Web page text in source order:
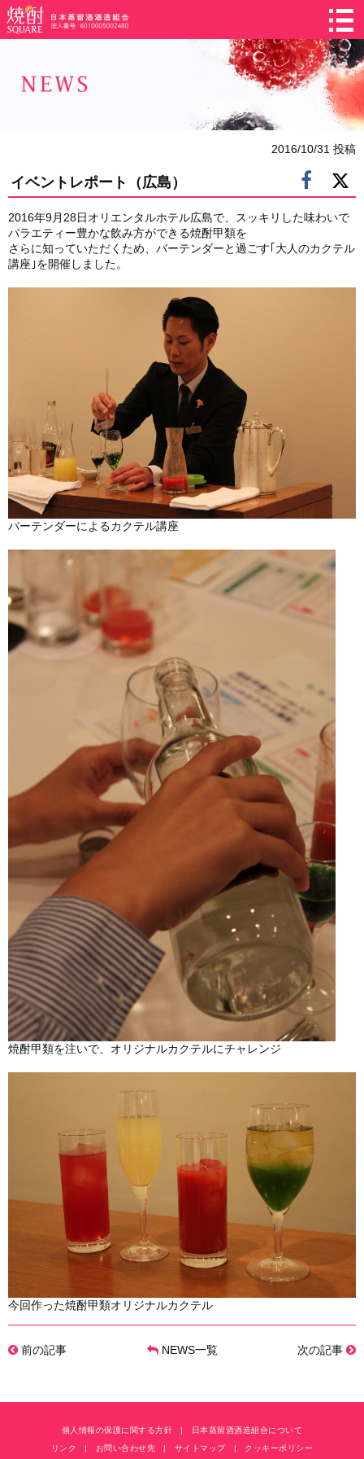
2016/10/31 投稿
イベントレポート（広島）
2016年9月28日オリエンタルホテル広島で、スッキリした味わいで
バラエティー豊かな飲み方ができる焼酎甲類を
さらに知っていただくため、バーテンダーと過ごす｢大人のカクテル
講座｣を開催しました。
バーテンダーによるカクテル講座
焼酎甲類を注いで、オリジナルカクテルにチャレンジ
今回作った焼酎甲類オリジナルカクテル
前の記事 次の記事
NEWS一覧
個人情報の保護に関する方針
日本蒸留酒酒造組合について
リンク
お問い合わせ先 サイトマップ クッキーポリシー